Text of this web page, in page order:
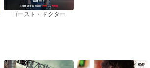
ゴースト・ドクター